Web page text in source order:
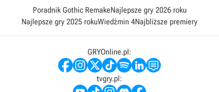
Poradnik Gothic RemakeNajlepsze gry 2026 roku
Najlepsze gry 2025 rokuWiedźmin 4Najbliższe premiery
GRYOnline.pl:
tvgry.pl: